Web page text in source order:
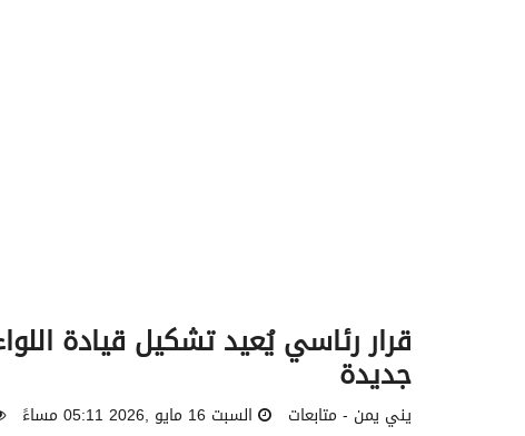
جديدة
يني يمن - متابعات السبت 16 مايو ,2026 05:11 مساءً